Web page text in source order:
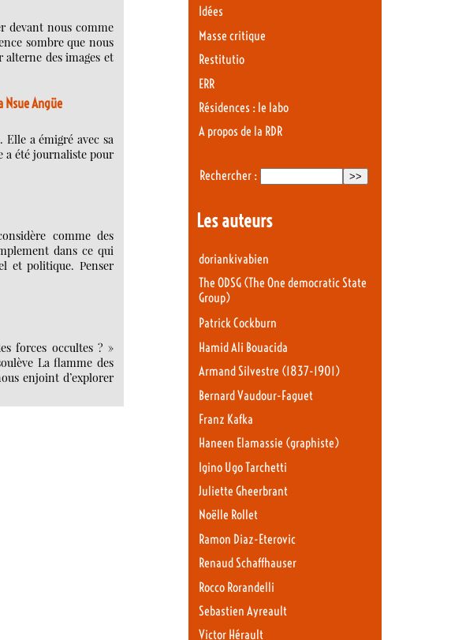
devant nous comme
sombre que nous
des images et
Angüe
Elle a émigré avec sa
a été journaliste pour
comme des
dans ce qui
et politique. Penser
forces occultes ? »
La flamme des
enjoint d’explorer
Idées
Masse critique
Restitutio
ERR
Résidences : le labo
A propos de la RDR
Rechercher :
Les auteurs
doriankivabien
The ODSG (The One democratic State
Group)
Patrick Cockburn
Hamid Ali Bouacida
Armand Silvestre (1837-1901)
Bernard Vaudour-Faguet
Franz Kafka
Haneen Elamassie (graphiste)
Igino Ugo Tarchetti
Juliette Gheerbrant
Noëlle Rollet
Ramon Diaz-Eterovic
Renaud Schaffhauser
Rocco Rorandelli
Sebastien Ayreault
Victor Hérault